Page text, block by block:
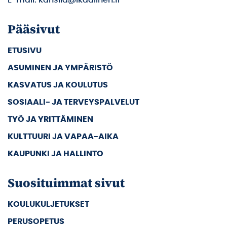
Pääsivut
ETUSIVU
ASUMINEN JA YMPÄRISTÖ
KASVATUS JA KOULUTUS
SOSIAALI- JA TERVEYSPALVELUT
TYÖ JA YRITTÄMINEN
KULTTUURI JA VAPAA-AIKA
KAUPUNKI JA HALLINTO
Suosituimmat sivut
KOULUKULJETUKSET
PERUSOPETUS